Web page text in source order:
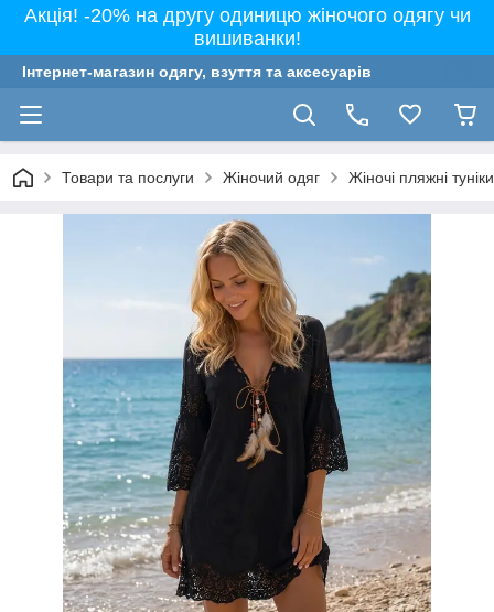
Акція! -20% на другу одиницю жіночого одягу чи
вишиванки!
Інтернет-магазин одягу, взуття та аксесуарів
Товари та послуги Жіночий одяг Жіночі пляжні